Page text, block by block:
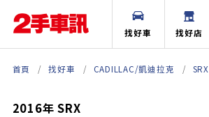
找好車 找好店
首頁 找好車 CADILLAC/凱迪拉克 SRX
2016年 SRX